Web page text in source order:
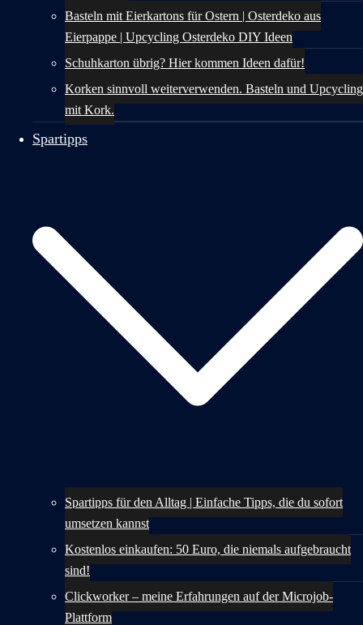
Basteln mit Eierkartons für Ostern | Osterdeko aus
Eierpappe | Upcycling Osterdeko DIY Ideen
Schuhkarton übrig? Hier kommen Ideen dafür!
Korken sinnvoll weiterverwenden. Basteln und Upcycling
mit Kork.
Spartipps
Spartipps für den Alltag | Einfache Tipps, die du sofort
umsetzen kannst
Kostenlos einkaufen: 50 Euro, die niemals aufgebraucht
sind!
Clickworker – meine Erfahrungen auf der Microjob-
Plattform